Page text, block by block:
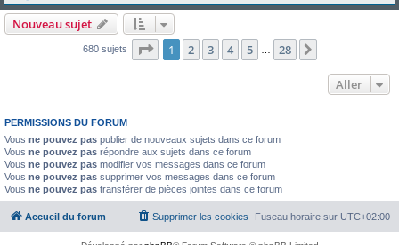
Nouveau sujet
680 sujets Page 1sur28
1 2 3 4 5 … 28
Aller
PERMISSIONS DU FORUM
Vous ne pouvez pas publier de nouveaux sujets dans ce forum
Vous ne pouvez pas répondre aux sujets dans ce forum
Vous ne pouvez pas modifier vos messages dans ce forum
Vous ne pouvez pas supprimer vos messages dans ce forum
Vous ne pouvez pas transférer de pièces jointes dans ce forum
Accueil du forum Fuseau horaire sur UTC+02:00
Supprimer les cookies